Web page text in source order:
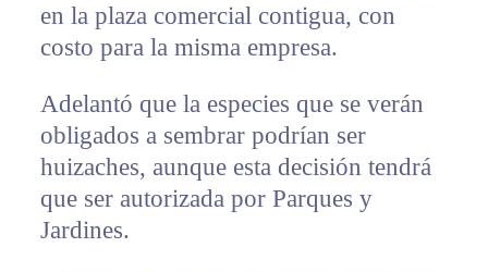
en la plaza comercial contigua, con
costo para la misma empresa.
Adelantó que la especies que se verán
obligados a sembrar podrían ser
huizaches, aunque esta decisión tendrá
que ser autorizada por Parques y
Jardines.